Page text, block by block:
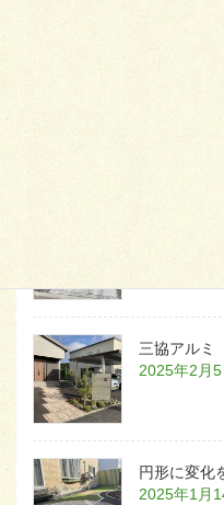
三協アル
2025年2月5
円形に変化
2025年1月